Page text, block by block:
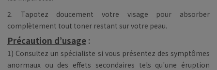
2. Tapotez doucement votre visage pour absorber
complètement tout toner restant sur votre peau.
Précaution d’usage :
1) Consultez un spécialiste si vous présentez des symptômes
anormaux ou des effets secondaires tels qu'une éruption